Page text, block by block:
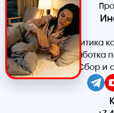
Политика
Обработка
Сбор и